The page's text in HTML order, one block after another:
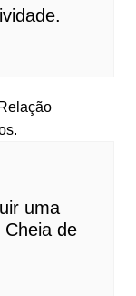
uma
Cheia de